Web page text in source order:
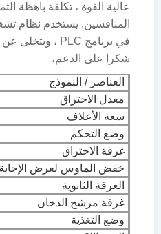
عالية القوة ، تكلفة باهظة
المنافسين. يستخدم نظام
في برنامج PLC ، ويتخلى عن التشغيل اليدوي المعقد.
شكرا على الدعم،
العناصر / النموذج
معدل الاحتراق
سعة الأعلاف
وضع التحكم
غرفة الاحتراق
خفض الماوس لعرض الإجابة
الغرفة الثانوية
غرفة مرشح الدخان
وضع التغذية